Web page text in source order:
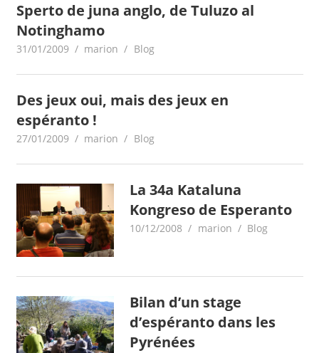
Sperto de juna anglo, de Tuluzo al
Notinghamo
31/01/2009 marion Blog
Des jeux oui, mais des jeux en
espéranto !
27/01/2009 marion Blog
La 34a Kataluna
Kongreso de Esperanto
10/12/2008 marion Blog
Bilan d’un stage
d’espéranto dans les
Pyrénées